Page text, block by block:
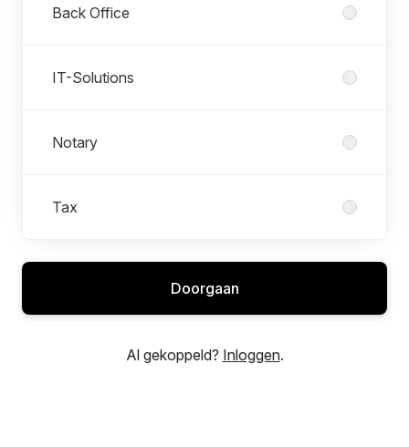
Back Office
IT-Solutions
Notary
Tax
Doorgaan
Al gekoppeld? Inloggen.